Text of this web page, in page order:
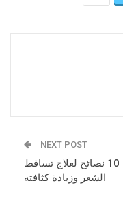
NEXT POST
10 نصائح لعلاج تساقط
الشعر وزيادة كثافته